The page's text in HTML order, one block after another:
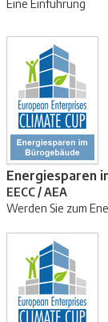
Eine Einführung
Energiesparen
EECC / AEA
Werden Sie zum